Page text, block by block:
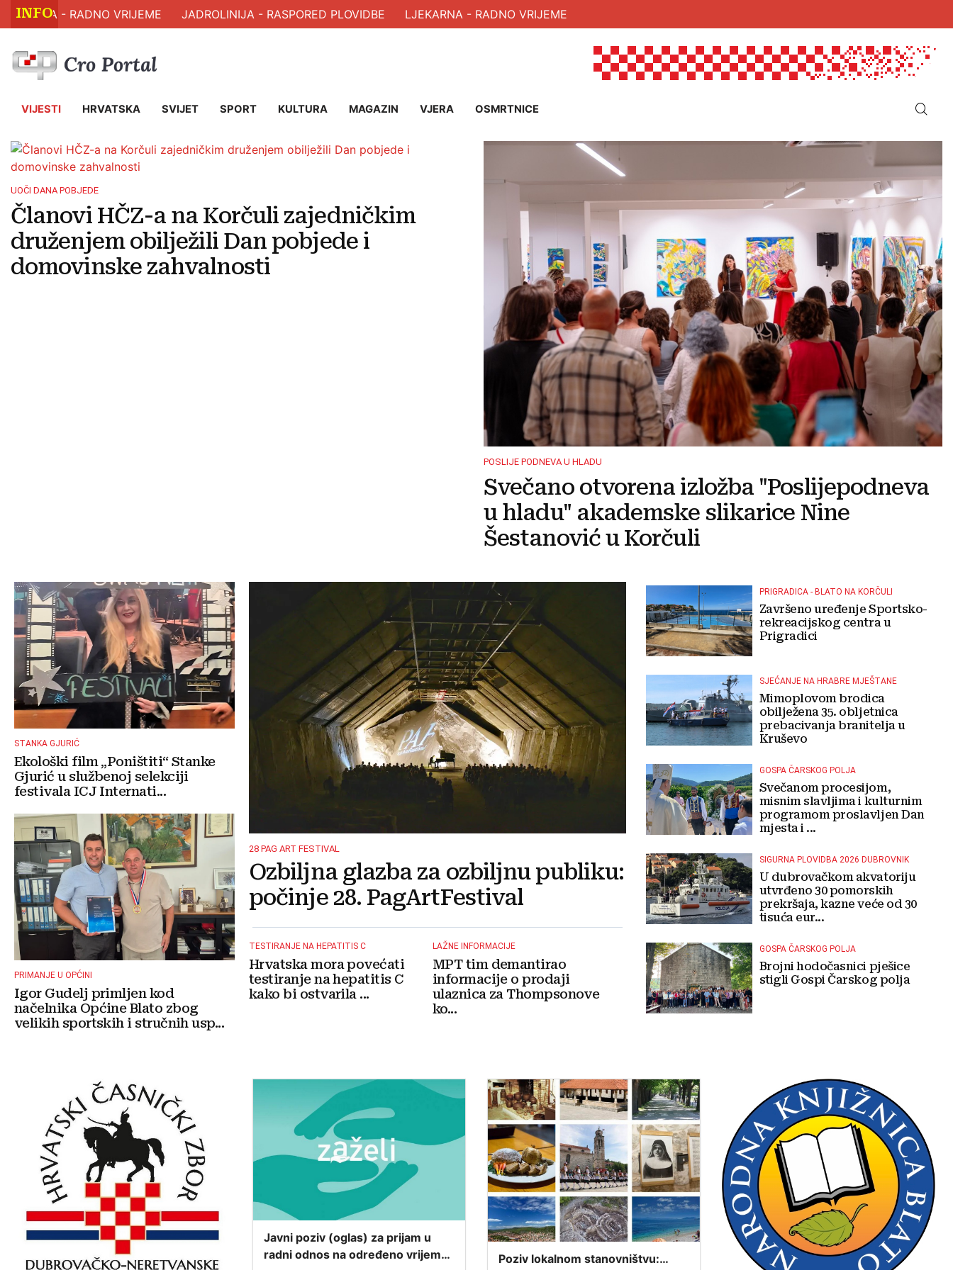
INFO
- RADNO VRIJEME JADROLINIJA - RASPORED PLOVIDBE LJEKARNA - RADNO VRIJEME
VIJESTI HRVATSKA SVIJET SPORT KULTURA MAGAZIN VJERA OSMRTNICE
UOČI DANA POBJEDE
Članovi HČZ-a na Korčuli zajedničkim
druženjem obilježili Dan pobjede i
domovinske zahvalnosti
POSLIJE PODNEVA U HLADU
Svečano otvorena izložba "Poslijepodneva
u hladu" akademske slikarice Nine
Šestanović u Korčuli
STANKA GJURIĆ
Ekološki film „Poništiti“ Stanke
Gjurić u službenoj selekciji
festivala ICJ Internati...
PRIMANJE U OPĆINI
Igor Gudelj primljen kod
načelnika Općine Blato zbog
velikih sportskih i stručnih usp...
28 PAG ART FESTIVAL
Ozbiljna glazba za ozbiljnu publiku:
počinje 28. PagArtFestival
TESTIRANJE NA HEPATITIS C
Hrvatska mora povećati
testiranje na hepatitis C
kako bi ostvarila ...
LAŽNE INFORMACIJE
MPT tim demantirao
informacije o prodaji
ulaznica za Thompsonove
ko...
PRIGRADICA - BLATO NA KORČULI
Završeno uređenje Sportsko-
rekreacijskog centra u
Prigradici
SJEĆANJE NA HRABRE MJEŠTANE
Mimoplovom brodica
obilježena 35. obljetnica
prebacivanja branitelja u
Kruševo
GOSPA ČARSKOG POLJA
Svečanom procesijom,
misnim slavljima i kulturnim
programom proslavljen Dan
mjesta i ...
SIGURNA PLOVIDBA 2026 DUBROVNIK
U dubrovačkom akvatoriju
utvrđeno 30 pomorskih
prekršaja, kazne veće od 30
tisuća eur...
GOSPA ČARSKOG POLJA
Brojni hodočasnici pješice
stigli Gospi Čarskog polja
Javni poziv (oglas) za prijam u
radni odnos na određeno vrijeme
Poziv lokalnom stanovništvu: